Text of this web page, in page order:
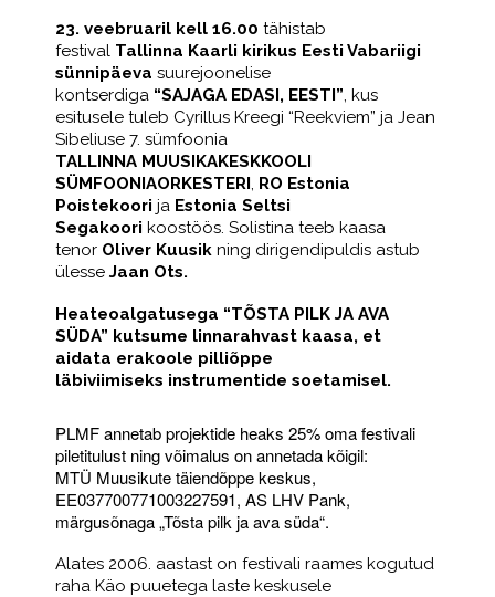
23. veebruaril kell 16.00 tähistab
festival Tallinna Kaarli kirikus Eesti Vabariigi
sünnipäeva suurejoonelise
kontserdiga “SAJAGA EDASI, EESTI”, kus
esitusele tuleb Cyrillus Kreegi “Reekviem” ja Jean
Sibeliuse 7. sümfoonia
TALLINNA MUUSIKAKESKKOOLI
SÜMFOONIAORKESTERI, RO Estonia
Poistekoori ja Estonia Seltsi
Segakoori koostöös. Solistina teeb kaasa
tenor Oliver Kuusik ning dirigendipuldis astub
ülesse Jaan Ots.
Heateoalgatusega “TÕSTA PILK JA AVA
SÜDA” kutsume linnarahvast kaasa, et
aidata erakoole pilliõppe
läbiviimiseks instrumentide soetamisel.
PLMF annetab projektide heaks 25% oma festivali
piletitulust ning võimalus on annetada kõigil:
MTÜ Muusikute täiendõppe keskus,
EE037700771003227591, AS LHV Pank,
märgusõnaga „Tõsta pilk ja ava süda“.
Alates 2006. aastast on festivali raames kogutud
raha Käo puuetega laste keskusele